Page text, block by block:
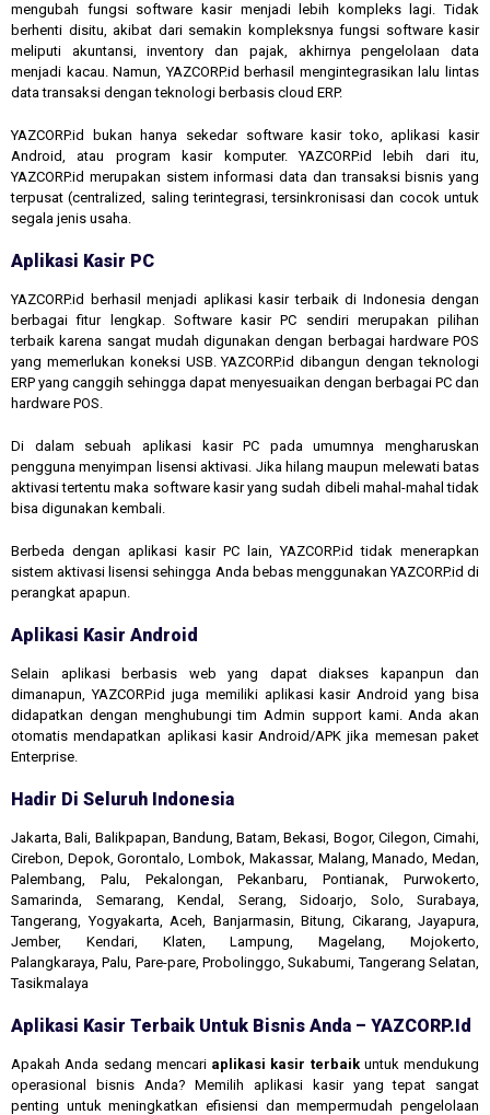
mengubah fungsi software kasir menjadi lebih kompleks lagi. Tidak
berhenti disitu, akibat dari semakin kompleksnya fungsi software kasir
meliputi akuntansi, inventory dan pajak, akhirnya pengelolaan data
menjadi kacau. Namun, YAZCORP.id berhasil mengintegrasikan lalu lintas
data transaksi dengan teknologi berbasis cloud ERP.
YAZCORP.id bukan hanya sekedar software kasir toko, aplikasi kasir
Android, atau program kasir komputer. YAZCORP.id lebih dari itu,
YAZCORP.id merupakan sistem informasi data dan transaksi bisnis yang
terpusat (centralized, saling terintegrasi, tersinkronisasi dan cocok untuk
segala jenis usaha.
Aplikasi Kasir PC
YAZCORP.id berhasil menjadi aplikasi kasir terbaik di Indonesia dengan
berbagai fitur lengkap. Software kasir PC sendiri merupakan pilihan
terbaik karena sangat mudah digunakan dengan berbagai hardware POS
yang memerlukan koneksi USB. YAZCORP.id dibangun dengan teknologi
ERP yang canggih sehingga dapat menyesuaikan dengan berbagai PC dan
hardware POS.
Di dalam sebuah aplikasi kasir PC pada umumnya mengharuskan
pengguna menyimpan lisensi aktivasi. Jika hilang maupun melewati batas
aktivasi tertentu maka software kasir yang sudah dibeli mahal-mahal tidak
bisa digunakan kembali.
Berbeda dengan aplikasi kasir PC lain, YAZCORP.id tidak menerapkan
sistem aktivasi lisensi sehingga Anda bebas menggunakan YAZCORP.id di
perangkat apapun.
Aplikasi Kasir Android
Selain aplikasi berbasis web yang dapat diakses kapanpun dan
dimanapun, YAZCORP.id juga memiliki aplikasi kasir Android yang bisa
didapatkan dengan menghubungi tim Admin support kami. Anda akan
otomatis mendapatkan aplikasi kasir Android/APK jika memesan paket
Enterprise.
Hadir Di Seluruh Indonesia
Jakarta, Bali, Balikpapan, Bandung, Batam, Bekasi, Bogor, Cilegon, Cimahi,
Cirebon, Depok, Gorontalo, Lombok, Makassar, Malang, Manado, Medan,
Palembang, Palu, Pekalongan, Pekanbaru, Pontianak, Purwokerto,
Samarinda, Semarang, Kendal, Serang, Sidoarjo, Solo, Surabaya,
Tangerang, Yogyakarta, Aceh, Banjarmasin, Bitung, Cikarang, Jayapura,
Jember, Kendari, Klaten, Lampung, Magelang, Mojokerto,
Palangkaraya, Palu, Pare-pare, Probolinggo, Sukabumi, Tangerang Selatan,
Tasikmalaya
Aplikasi Kasir Terbaik Untuk Bisnis Anda – YAZCORP.id
Apakah Anda sedang mencari aplikasi kasir terbaikuntuk mendukung
operasional bisnis Anda? Memilih aplikasi kasir yang tepat sangat
penting untuk meningkatkan efisiensi dan mempermudah pengelolaan